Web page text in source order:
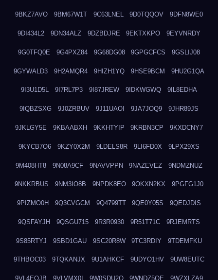
9BKZ7AVO 9BM67W1T 9C63LNEL 9D0TQQOV 9DFN8WE0
9DI434L2 9DN34ALZ 9DZBDJRE 9EKTXKPO 9EYVNRDY
9G0TFQ0E 9G4PXZ84 9G68DG08 9GPGCFCS 9GSLIJ08
9GYWALD3 9H2AMQR4 9HIZH1YQ 9HSE9BCM 9HU2G1QA
9I3U1D5L 9I7RL7P3 9I87JREW 9IDKWGWQ 9IL8EDHA
9IQBZSXG 9J0ZRBUV 9J11UAOI 9JA7JOQ9 9JHR89JS
9JKLGY5E 9KBAABXH 9KKHTYIP 9KRBN3CP 9KXDCNY7
9KYCB7O6 9KZY0X2M 9LDELS8R 9LI6FD0X 9LPX29XS
9M408HT8 9N08A9CF 9NAVVPPN 9NAZEVEZ 9NDMZNUZ
9NKKRBUS 9NM3IO8B 9NPDK8EO 9OKXN2KX 9PGFG1J0
9PIZMO0H 9Q3CVGCM 9Q4799TT 9QE0Y05S 9QEDJDIS
9QSFAYJH 9QSGU715 9R3R0930 9R51T71C 9RJEMRTS
9S85RTYJ 9SBD1GAU 9SC20R8W 9TC3RDIY 9TDEMFKU
9THBOC03 9TQKANJX 9U1AHKCF 9UDYO1HV 9UW8EUTC
9VL4EOJB 9VLVMX0I 9W0SDU2O 9WNDZ5OE 9WZXLZA9